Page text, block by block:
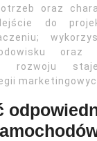
oraz
do
oraz
rozwoju